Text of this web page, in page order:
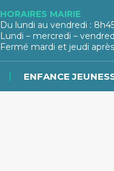
HORAIRES MAIRIE
Du lundi au vendredi :
Lundi – mercredi –
Fermé mardi et jeudi
ENFANCE